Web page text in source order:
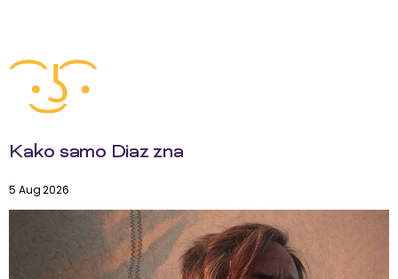
Kako samo Diaz zna
5 Aug 2026